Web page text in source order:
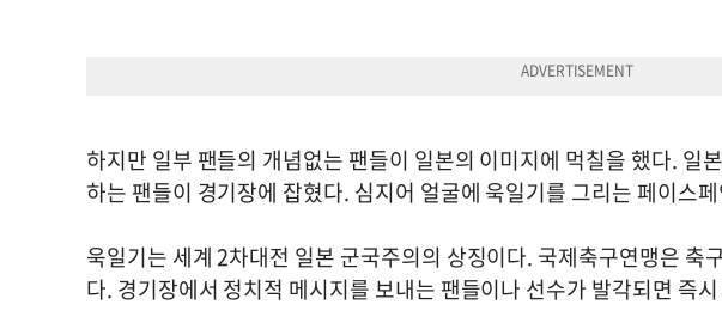
하지만 일부 팬들의 개념없는 팬들이 일본의 이미지에 먹칠을 했다. 일
하는 팬들이 경기장에 잡혔다. 심지어 얼굴에 욱일기를 그리는 페이스
욱일기는 세계 2차대전 일본 군국주의의 상징이다. 국제축구연맹은 축
다. 경기장에서 정치적 메시지를 보내는 팬들이나 선수가 발각되면 즉